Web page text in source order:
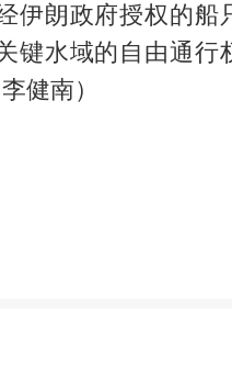
伊朗政府授权的船
键水域的自由通行
健南）